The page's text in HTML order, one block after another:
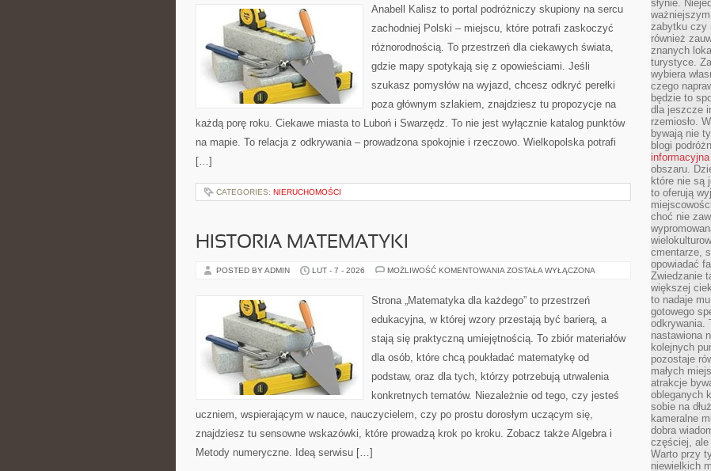
Anabell Kalisz to portal podróżniczy skupiony na sercu
zachodniej Polski – miejscu, które potrafi zaskoczyć
różnorodnością. To przestrzeń dla ciekawych świata,
gdzie mapy spotykają się z opowieściami. Jeśli
szukasz pomysłów na wyjazd, chcesz odkryć perełki
poza głównym szlakiem, znajdziesz tu propozycje na
każdą porę roku. Ciekawe miasta to Luboń i Swarzędz. To nie jest wyłącznie katalog punktów
na mapie. To relacja z odkrywania – prowadzona spokojnie i rzeczowo. Wielkopolska potrafi
[…]
CATEGORIES: NIERUCHOMOŚCI
HISTORIA MATEMATYKI
POSTED BY ADMIN LUT - 7 - 2026 MOŻLIWOŚĆ KOMENTOWANIA HISTORIA
ZOSTAŁA WYŁĄCZONA
Strona „Matematyka dla każdego” to przestrzeń
edukacyjna, w której wzory przestają być barierą, a
stają się praktyczną umiejętnością. To zbiór materiałów
dla osób, które chcą poukładać matematykę od
podstaw, oraz dla tych, którzy potrzebują utrwalenia
konkretnych tematów. Niezależnie od tego, czy jesteś
uczniem, wspierającym w nauce, nauczycielem, czy po prostu dorosłym uczącym się,
znajdziesz tu sensowne wskazówki, które prowadzą krok po kroku. Zobacz także Algebra i
Metody numeryczne. Ideą serwisu […]
słynie.
zabytku czy
również
znanych
turystyce.
wybiera
czego
będzie to
dla jeszcze
rzemiosło.
bywają nie
blogi
informacyjna
obszaru.
które nie są
to oferują
choć nie
cmentarze,
opowiadać
Zwiedzanie
większej
to nadaje
gotowego
odkrywania.
nastawiona
kolejnych
pozostaje
małych
atrakcje
obleganych
sobie na
kameralne
dobra
częściej, ale
Warto przy
niewielkich